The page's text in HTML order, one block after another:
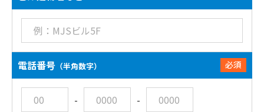
必須
電話番号 （半角数字）
- -